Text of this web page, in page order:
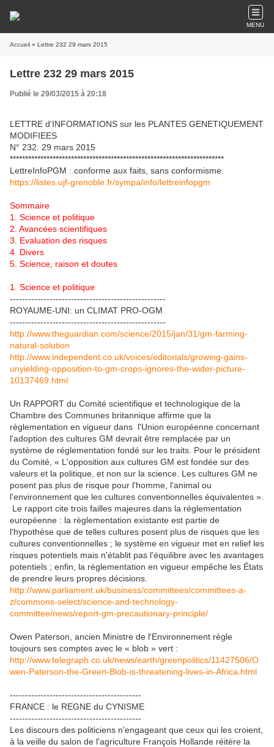
MENU
Accueil » Lettre 232 29 mars 2015
Lettre 232 29 mars 2015
Publié le 29/03/2015 à 20:18
LETTRE d'INFORMATIONS sur les PLANTES GENETIQUEMENT
MODIFIEES
N° 232. 29 mars 2015
**********************************************************************
LettreInfoPGM : conforme aux faits, sans conformisme.
https://listes.ujf-grenoble.fr/sympa/info/lettreinfopgm
Sommaire
1. Science et politique
2. Avancées scientifiques
3. Evaluation des risques
4. Divers
5. Science, raison et doutes
1. Science et politique
---------------------------------------------------
ROYAUME-UNI: un CLIMAT PRO-OGM
---------------------------------------------------
http://www.theguardian.com/science/2015/jan/31/gm-farming-
natural-solution
http://www.independent.co.uk/voices/editorials/growing-gains-
unyielding-opposition-to-gm-crops-ignores-the-wider-picture-
10137469.html
Un RAPPORT du Comité scientifique et technologique de la
Chambre des Communes britannique affirme que la
règlementation en vigueur dans l'Union européenne concernant
l'adoption des cultures GM devrait être remplacée par un
système de réglementation fondé sur les traits. Pour le président
du Comité, « L'opposition aux cultures GM est fondée sur des
valeurs et la politique, et non sur la science. Les cultures GM ne
posent pas plus de risque pour l'homme, l'animal ou
l'environnement que les cultures conventionnelles équivalentes ».
Le rapport cite trois failles majeures dans la réglementation
européenne : la règlementation existante est partie de
l'hypothèse que de telles cultures posent plus de risques que les
cultures conventionnelles ; le système en vigueur met en relief les
risques potentiels mais n'établit pas l'équilibre avec les avantages
potentiels ; enfin, la règlementation en vigueur empêche les États
de prendre leurs propres décisions.
http://www.parliament.uk/business/committees/committees-a-
z/commons-select/science-and-technology-
committee/news/report-gm-precautionary-principle/
Owen Paterson, ancien Ministre de l'Environnement règle
toujours ses comptes avec le « blob » vert :
http://www.telegraph.co.uk/news/earth/greenpolitics/11427506/O
wen-Paterson-the-Green-Blob-is-threatening-lives-in-Africa.html
-------------------------------------------
FRANCE : le REGNE du CYNISME
-------------------------------------------
Les discours des politiciens n'engageant que ceux qui les croient,
à la veille du salon de l'agriculture François Hollande réitère la